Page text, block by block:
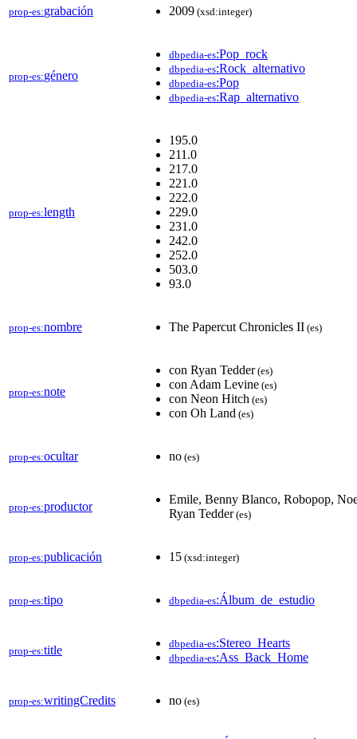
prop-es:grabación 2009 (xsd:integer)
prop-es:género
dbpedia-es:Pop_rock
dbpedia-es:Rock_alternativo
dbpedia-es:Pop
dbpedia-es:Rap_alternativo
prop-es:length
195.0
211.0
217.0
221.0
222.0
229.0
231.0
242.0
252.0
503.0
93.0
prop-es:nombre The Papercut Chronicles II (es)
prop-es:note
con Ryan Tedder(es)
con Adam Levine (es)
con Neon Hitch (es)
con Oh Land (es)
prop-es:ocultar no (es)
prop-es:productor
Emile, Benny Blanco, Robopop,
Ryan Tedder(es)
prop-es:publicación 15 (xsd:integer)
prop-es:tipo dbpedia-es:Álbum_de_estudio
prop-es:title dbpedia-es:Stereo_Hearts
dbpedia-es:Ass_Back_Home
prop-es:writingCredits no (es)